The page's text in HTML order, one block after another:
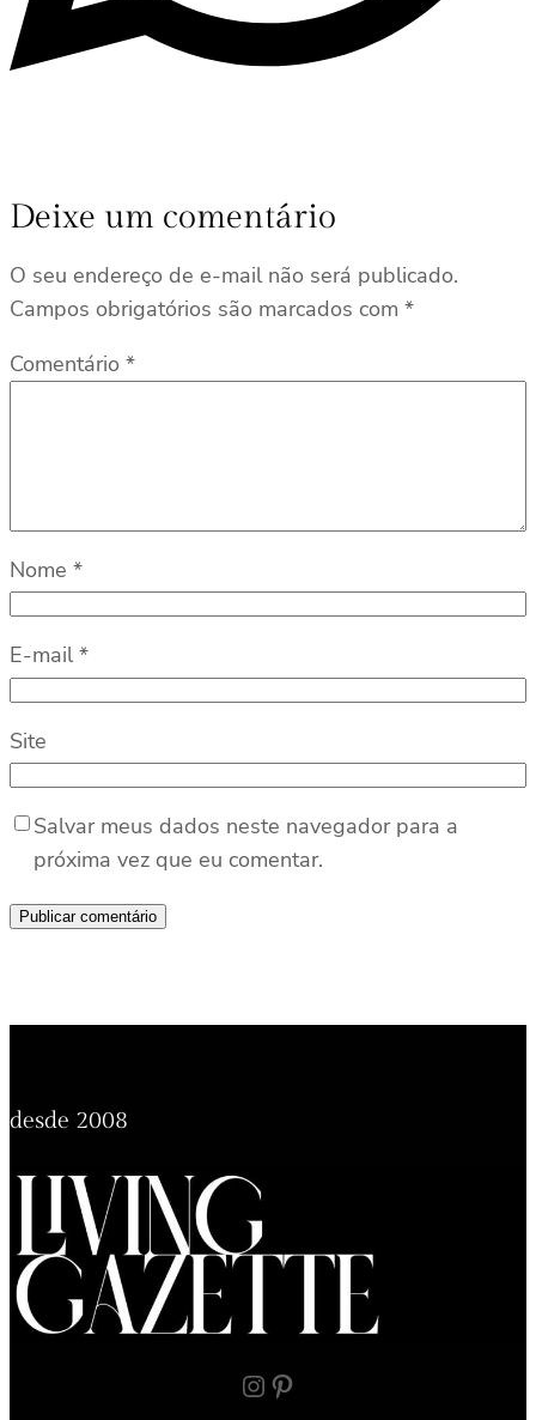
Deixe um comentário
O seu endereço de e-mail não será publicado.
Campos obrigatórios são marcados com *
Comentário *
Nome *
E-mail *
Site
Salvar meus dados neste navegador para a
próxima vez que eu comentar.
desde 2008
Instagram Pinterest